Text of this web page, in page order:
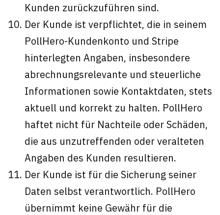
Kunden zurückzuführen sind.
Der Kunde ist verpflichtet, die in seinem
PollHero-Kundenkonto und Stripe
hinterlegten Angaben, insbesondere
abrechnungsrelevante und steuerliche
Informationen sowie Kontaktdaten, stets
aktuell und korrekt zu halten. PollHero
haftet nicht für Nachteile oder Schäden,
die aus unzutreffenden oder veralteten
Angaben des Kunden resultieren.
Der Kunde ist für die Sicherung seiner
Daten selbst verantwortlich. PollHero
übernimmt keine Gewähr für die